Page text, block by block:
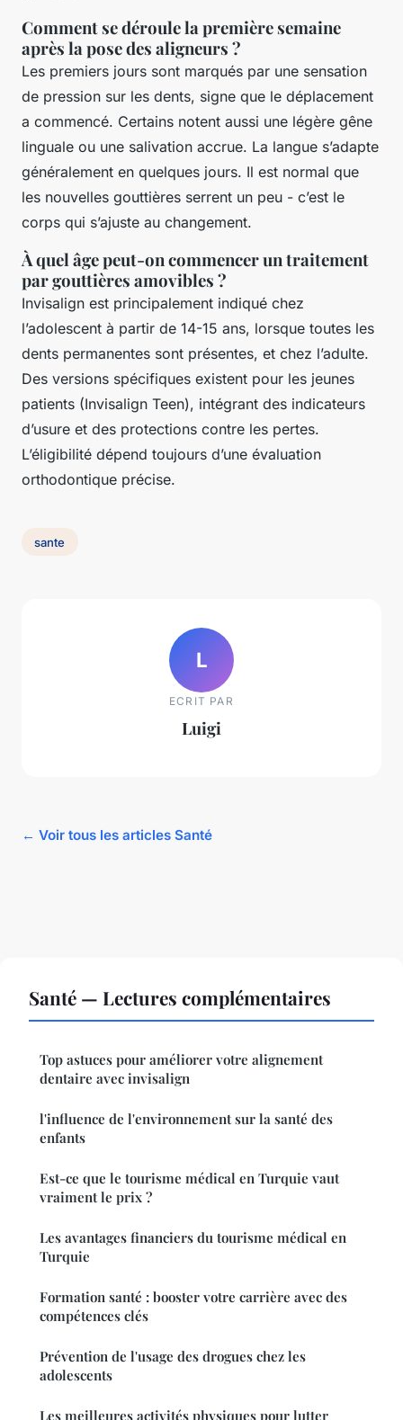
Comment se déroule la première semaine
après la pose des aligneurs ?
Les premiers jours sont marqués par une sensation
de pression sur les dents, signe que le déplacement
a commencé. Certains notent aussi une légère gêne
linguale ou une salivation accrue. La langue s’adapte
généralement en quelques jours. Il est normal que
les nouvelles gouttières serrent un peu - c’est le
corps qui s’ajuste au changement.
À quel âge peut-on commencer un traitement
par gouttières amovibles ?
Invisalign est principalement indiqué chez
l’adolescent à partir de 14-15 ans, lorsque toutes les
dents permanentes sont présentes, et chez l’adulte.
Des versions spécifiques existent pour les jeunes
patients (Invisalign Teen), intégrant des indicateurs
d’usure et des protections contre les pertes.
L’éligibilité dépend toujours d’une évaluation
orthodontique précise.
sante
L
ECRIT PAR
Luigi
← Voir tous les articles Santé
Santé — Lectures complémentaires
Top astuces pour améliorer votre alignement
dentaire avec invisalign
l'influence de l'environnement sur la santé des
enfants
Est-ce que le tourisme médical en Turquie vaut
vraiment le prix ?
Les avantages financiers du tourisme médical en
Turquie
Formation santé : booster votre carrière avec des
compétences clés
Prévention de l'usage des drogues chez les
adolescents
Les meilleures activités physiques pour lutter